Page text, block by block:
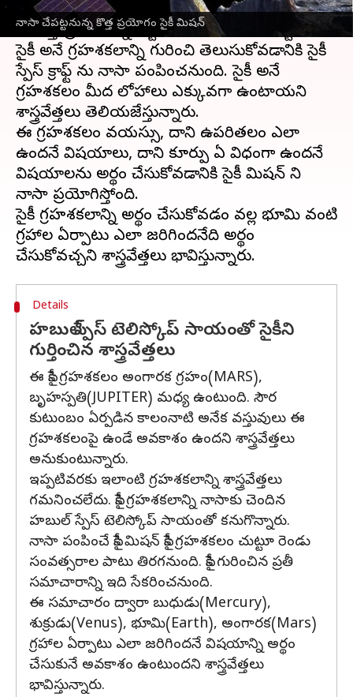
నాసా చేపట్టనున్న కొత్త ప్రయోగం సైకీ మిషన్
అమెరికాకు చెందిన స్పేస్ ఏజెన్సీనాసా, సైకీ మిషన్ అనే
సరికొత్త ప్రయోగాన్ని అక్టోబర్ 12వ తేదీన చేపట్టనుంది.
సైకీ అనే గ్రహశకలాన్ని గురించి తెలుసుకోవడానికి సైకీ
స్పేస్ క్రాఫ్ట్ ను నాసా పంపించనుంది. సైకీ అనే
గ్రహశకలం మీద లోహాలు ఎక్కువగా ఉంటాయని
శాస్త్రవేత్తలు తెలియజేస్తున్నారు.
ఈ గ్రహశకలం వయస్సు, దాని ఉపరితలం ఎలా
ఉందనే విషయాలు, దాని కూర్పు ఏ విధంగా ఉందనే
విషయాలను అర్థం చేసుకోవడానికి సైకీ మిషన్ ని
నాసా ప్రయోగిస్తోంది.
సైకీ గ్రహశకలాన్ని అర్థం చేసుకోవడం వల్ల భూమి వంటి
గ్రహాల ఏర్పాటు ఎలా జరిగిందనేది అర్థం
Details
హబుల్ స్పేస్ టెలిస్కోప్ సాయంతో సైకీని
గుర్తించిన శాస్త్రవేత్తలు
ఈ సైకీ గ్రహశకలం అంగారక గ్రహం(MARS),
బృహస్పతి(JUPITER) మధ్య ఉంటుంది. సౌర
కుటుంబం ఏర్పడిన కాలంనాటి అనేక వస్తువులు ఈ
గ్రహశకలంపై ఉండే అవకాశం ఉందని శాస్త్రవేత్తలు
అనుకుంటున్నారు.
ఇప్పటివరకు ఇలాంటి గ్రహశకలాన్ని శాస్త్రవేత్తలు
గమనించలేదు. సైకీ గ్రహశకలాన్ని నాసాకు చెందిన
హబుల్ స్పేస్ టెలిస్కోప్ సాయంతో కనుగొన్నారు.
నాసా పంపించే సైకీ మిషన్ సైకీ గ్రహశకలం చుట్టూ రెండు
సంవత్సరాల పాటు తిరగనుంది. సైకీ గురించిన ప్రతీ
సమాచారాన్ని ఇది సేకరించనుంది.
ఈ సమాచారం ద్వారా బుధుడు(Mercury),
శుక్రుడు(Venus), భూమి(Earth), అంగారక(Mars)
గ్రహాల ఏర్పాటు ఎలా జరిగిందనే విషయాన్ని అర్థం
చేసుకునే అవకాశం ఉంటుందని శాస్త్రవేత్తలు
భావిస్తున్నారు.